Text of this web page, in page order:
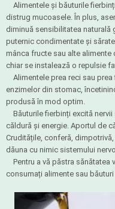
Alimentele și băuturile
distrug mucoasele. În plus,
diminuă sensibilitatea naturală
puternic condimentate și
mânca fructe sau alte alimente
chiar se instalează o repulsie
Alimentele prea reci sau
enzimelor din stomac,
produsă în mod optim.
Băuturile fierbinți excită
căldură și energie. Aportul de
Cruditățile, conferă,
dăuna cu nimic sistemului
Pentru a vă păstra sănătatea
consumați alimente sau